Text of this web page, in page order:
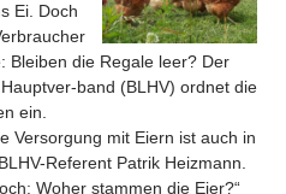
Ei. Doch
Bleiben die Regale leer? Der
band (BLHV) ordnet die
ein.
Versorgung mit Eiern ist auch in
Referent Patrik Heizmann.
Woher stammen die Eier?“